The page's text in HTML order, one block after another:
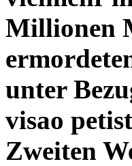
Millionen
unter
visao
Zweiten